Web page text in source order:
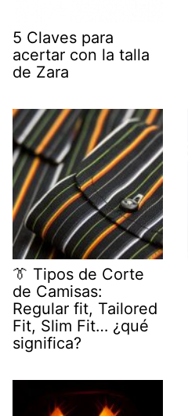
5 Claves para
acertar con la talla
de Zara
👔 Tipos de Corte
de Camisas:
Regular fit, Tailored
Fit, Slim Fit… ¿qué
significa?